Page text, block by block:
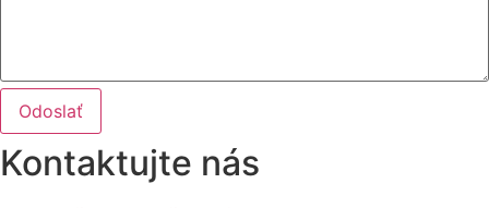
Odoslať
Kontaktujte nás